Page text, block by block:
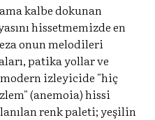
kalbe dokunan
hissetmemizde en
onun melodileri
patika yollar ve
izleyicide "hiç
(anemoia) hissi
renk paleti; yeşilin